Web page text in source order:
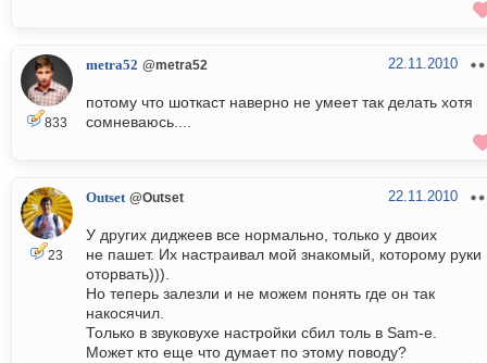
833
metra52 @metra52 22.11.2010
потому что шоткаст наверно не умеет так делать хотя
сомневаюсь....
23
Outset @Outset 22.11.2010
У других диджеев все нормально, только у двоих
не пашет. Их настраивал мой знакомый, которому руки
оторвать))).
Но теперь залезли и не можем понять где он так
накосячил.
Только в звуковухе настройки сбил толь в Sam-е.
Может кто еще что думает по этому поводу?